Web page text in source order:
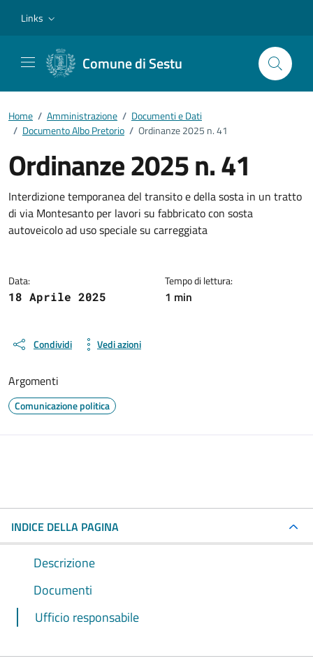
Links
Comune di Sestu
Home / Amministrazione / Documenti e Dati
/ Documento Albo Pretorio / Ordinanze 2025 n. 41
Ordinanze 2025 n. 41
Dettagli del documento
Interdizione temporanea del transito e della sosta in un tratto
di via Montesanto per lavori su fabbricato con sosta
autoveicolo ad uso speciale su carreggiata
Data:
18 Aprile 2025
Tempo di lettura:
1 min
Condividi Vedi azioni
Argomenti
Comunicazione politica
INDICE DELLA PAGINA
Descrizione
Documenti
Ufficio responsabile